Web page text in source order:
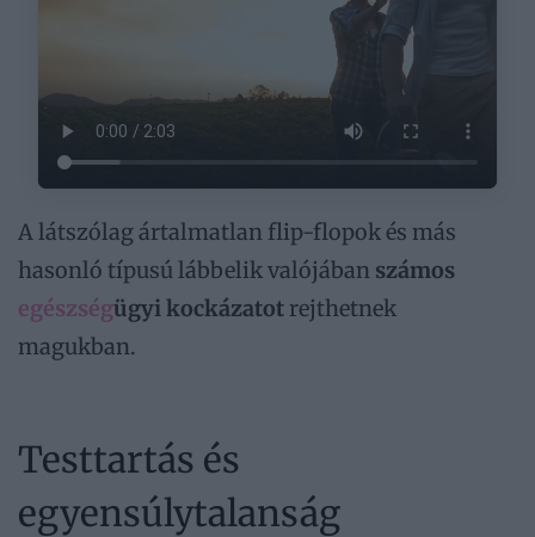
A látszólag ártalmatlan flip-flopok és más
hasonló típusú lábbelik valójában számos
egészségügyi kockázatot rejthetnek
magukban.
Testtartás és
egyensúlytalanság